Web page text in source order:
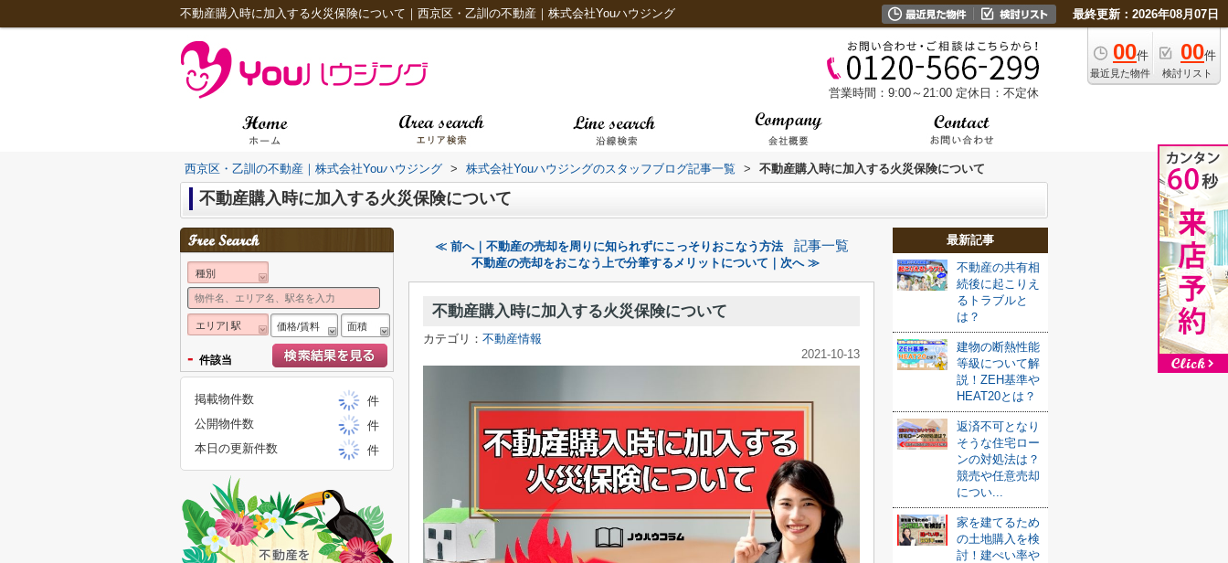
不動産購入時に加入する火災保険について｜西京区・乙訓の不動産｜株式会社Youハウジング 最終更新：2026年08月07日
00件
最近見た物件
00件
検討リスト
営業時間：9:00～21:00 定休日：不定休
西京区・乙訓の不動産｜株式会社Youハウジング > 株式会社Youハウジングのスタッフブログ記事一覧 > 不動産購入時に加入する火災保険について
不動産購入時に加入する火災保険について
≪ 前へ｜不動産の売却を周りに知られずにこっそりおこなう方法 記事一覧
不動産の売却をおこなう上で分筆するメリットについて｜次へ ≫
不動産購入時に加入する火災保険について
カテゴリ： 不動産情報
2021-10-13
最新記事
不動産の共有相
続後に起こりえ
るトラブルと
は？
建物の断熱性能
等級について解
説！ZEH基準や
HEAT20とは？
返済不可となり
そうな住宅ロー
ンの対処法は？
競売や任意売却
につい...
家を建てるため
の土地購入を検
討！建ぺい率や
種別
エリア| 駅 価格/賃料 面積
- 件該当
掲載物件数
件
公開物件数
件
本日の更新件数
件